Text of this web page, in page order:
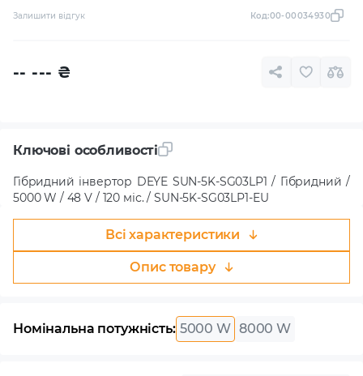
Залишити відгук Код:00-00034930
-- --- ₴
Ключові особливості
Гібридний інвертор DEYE SUN-5K-SG03LP1 / Гібридний /
5000 W / 48 V / 120 міс. / SUN-5K-SG03LP1-EU
Всі характеристики
Опис товару
Номінальна потужність: 5000 W 8000 W